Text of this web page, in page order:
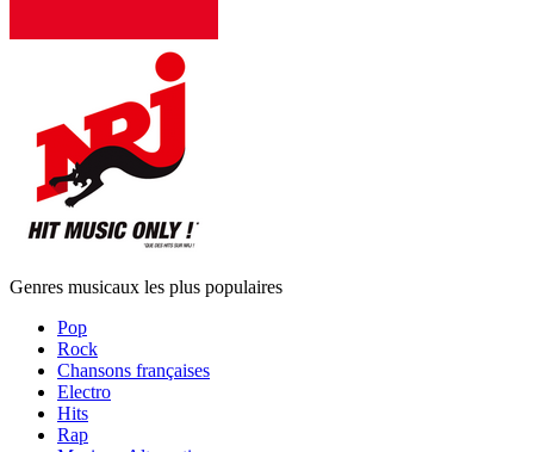
Genres musicaux les plus populaires
Pop
Rock
Chansons françaises
Electro
Hits
Rap